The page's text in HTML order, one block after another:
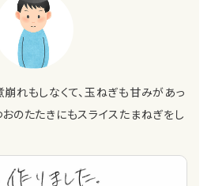
崩れもしなくて、玉ねぎも甘みがあっ
おのたたきにもスライスたまねぎをし